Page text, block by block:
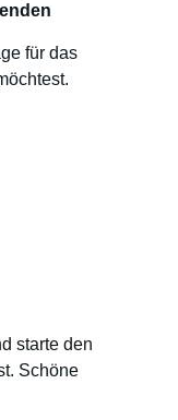
für das
starte den
Schöne